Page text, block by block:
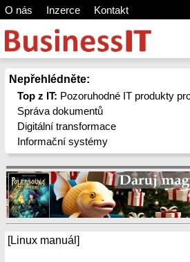
O nás Inzerce Kontakt
Nepřehlédněte:
Top z IT: Pozoruhodné IT produkty
Správa dokumentů
Digitální transformace
Informační systémy
[Linux manuál]